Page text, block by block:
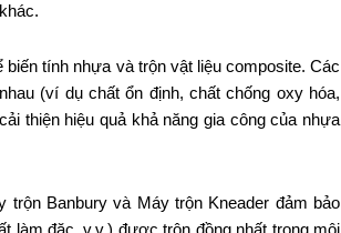
biến tính nhựa và trộn vật liệu composite. Các
(ví dụ chất ổn định, chất chống oxy hóa,
thiện hiệu quả khả năng gia công của nhựa
Banbury và Máy trộn Kneader đảm bảo
làm đặc, v.v.) được trộn đồng nhất trong môi